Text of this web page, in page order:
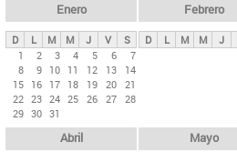
ds
p
n
Enero
D L M M J V
S
1
2 3 4 5 6
7
8
9 10 11 12 13
14
15 16 17 18 19 20 21
22 23 24 25 26 27 28
29 30 31
Febrero
D L M M J
Abril Mayo